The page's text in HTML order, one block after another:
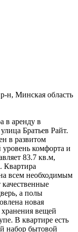
н, Минская область
в аренду в
Братьев Райт.
в развитом
комфорта и
83.7 кв.м,
Квартира
всем необходимым
а полы
новая
вещей
В квартире есть
набор бытовой